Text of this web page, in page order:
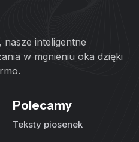
nasze inteligentne
w mgnieniu oka dzięki
Polecamy
Teksty piosenek